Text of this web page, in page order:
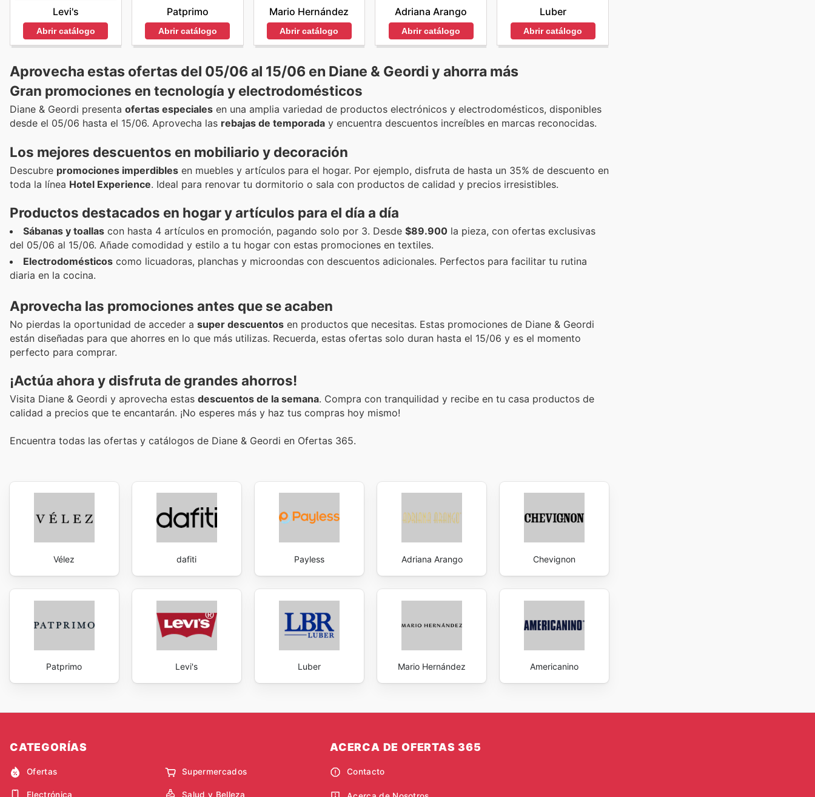
Levi's
Abrir catálogo
Patprimo
Abrir catálogo
Mario Hernández
Abrir catálogo
Adriana Arango
Abrir catálogo
Luber
Abrir catálogo
Aprovecha estas ofertas del 05/06 al 15/06 en Diane & Geordi y ahorra más
Gran promociones en tecnología y electrodomésticos
Diane & Geordi presenta ofertas especiales en una amplia variedad de productos electrónicos y electrodomésticos, disponibles
desde el 05/06 hasta el 15/06. Aprovecha las rebajas de temporada y encuentra descuentos increíbles en marcas reconocidas.
Los mejores descuentos en mobiliario y decoración
Descubre promociones imperdibles en muebles y artículos para el hogar. Por ejemplo, disfruta de hasta un 35% de descuento en
toda la línea Hotel Experience. Ideal para renovar tu dormitorio o sala con productos de calidad y precios irresistibles.
Productos destacados en hogar y artículos para el día a día
Sábanas y toallas con hasta 4 artículos en promoción, pagando solo por 3. Desde $89.900 la pieza, con ofertas exclusivas
del 05/06 al 15/06. Añade comodidad y estilo a tu hogar con estas promociones en textiles.
Electrodomésticos como licuadoras, planchas y microondas con descuentos adicionales. Perfectos para facilitar tu rutina
diaria en la cocina.
Aprovecha las promociones antes que se acaben
No pierdas la oportunidad de acceder a super descuentos en productos que necesitas. Estas promociones de Diane & Geordi
están diseñadas para que ahorres en lo que más utilizas. Recuerda, estas ofertas solo duran hasta el 15/06 y es el momento
perfecto para comprar.
¡Actúa ahora y disfruta de grandes ahorros!
Visita Diane & Geordi y aprovecha estas descuentos de la semana. Compra con tranquilidad y recibe en tu casa productos de
calidad a precios que te encantarán. ¡No esperes más y haz tus compras hoy mismo!
Encuentra todas las ofertas y catálogos de Diane & Geordi en Ofertas 365.
Vélez dafiti Payless Adriana Arango Chevignon
Patprimo Levi's Luber Mario Hernández Americanino
CATEGORÍAS
Ofertas Supermercados
Electrónica Salud y Belleza
ACERCA DE OFERTAS 365
Contacto